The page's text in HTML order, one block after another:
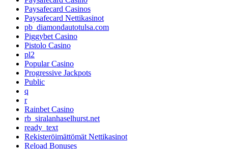
Paysafecard Casinos
Paysafecard Nettikasinot
pb_diamondautotulsa.com
Piggybet Casino
Pistolo Casino
pl2
Popular Casino
Progressive Jackpots
Public
q
r
Rainbet Casino
rb_siralanhaselhurst.net
ready_text
Rekisteröimättömät Nettikasinot
Reload Bonuses